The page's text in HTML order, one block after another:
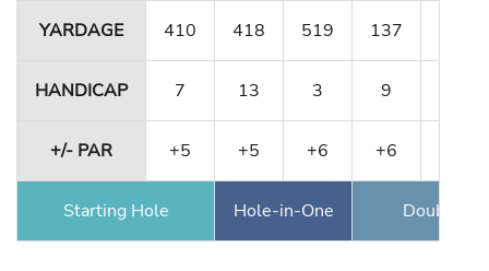
YARDAGE 410 418 519 137
HANDICAP 7 13 3 9
+/- PAR +5 +5 +6 +6
Starting Hole Hole-in-One Double